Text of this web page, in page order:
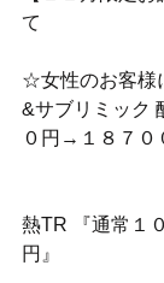
て
☆女性のお客様
&サブリミック
０円→１８７０
◯サブ
熱TR 『通常１
円』